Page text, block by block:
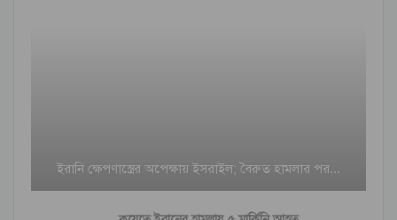
ইরানি ক্ষেপণাস্ত্রের অপেক্ষায় ইসরাইল; বৈরুত হামলার পর…